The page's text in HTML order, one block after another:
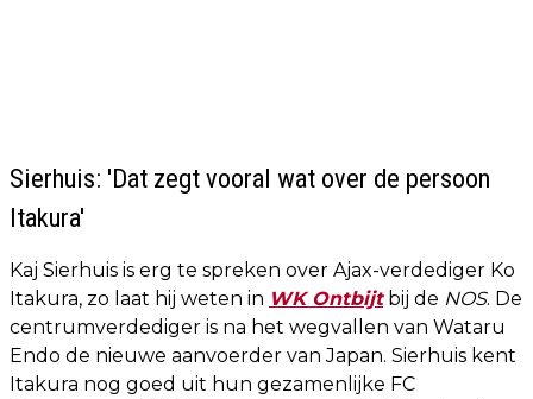
Sierhuis: 'Dat zegt vooral wat over de persoon
Itakura'
Kaj Sierhuis is erg te spreken over Ajax-verdediger Ko
Itakura, zo laat hij weten in WK Ontbijtbij de NOS. De
centrumverdediger is na het wegvallen van Wataru
Endo de nieuwe aanvoerder van Japan. Sierhuis kent
Itakura nog goed uit hun gezamenlijke FC